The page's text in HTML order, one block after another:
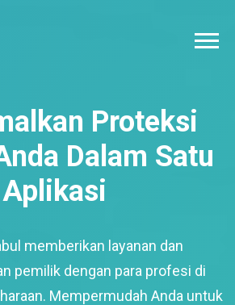
Proteksi
Dalam Satu
Aplikasi
memberikan layanan dan
pemilik dengan para profesi di
Mempermudah Anda untuk